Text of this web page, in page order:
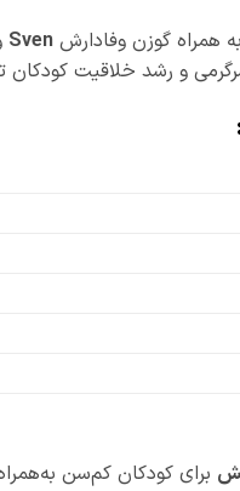
همراه گوزن وفادارش Sven
سرگرمی و رشد خلاقیت
برای کودکان کم‌سن